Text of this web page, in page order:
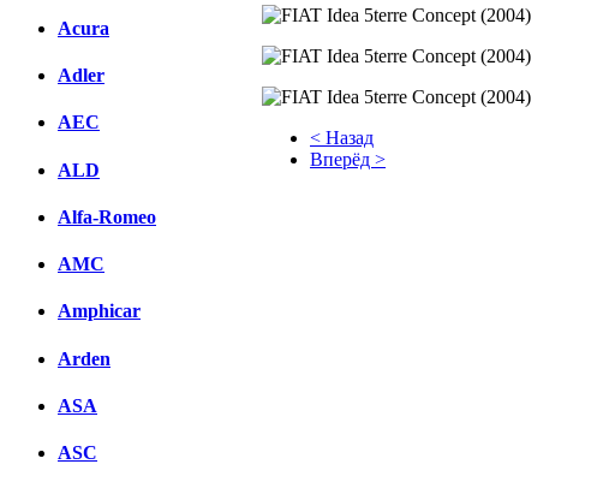
Acura
Adler
AEC
ALD
Alfa-Romeo
AMC
Amphicar
Arden
ASA
ASC
< Назад
Вперёд >